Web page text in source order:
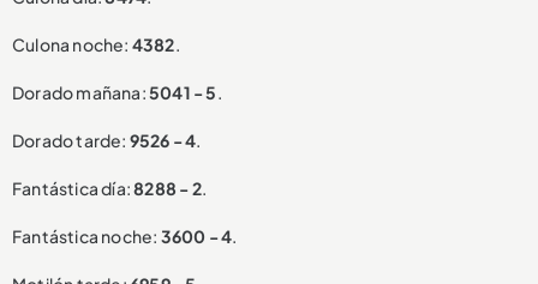
Culona noche: 4382.
Dorado mañana:5041 - 5.
Dorado tarde: 9526 - 4.
Fantástica día:8288 - 2.
Fantástica noche: 3600 - 4.